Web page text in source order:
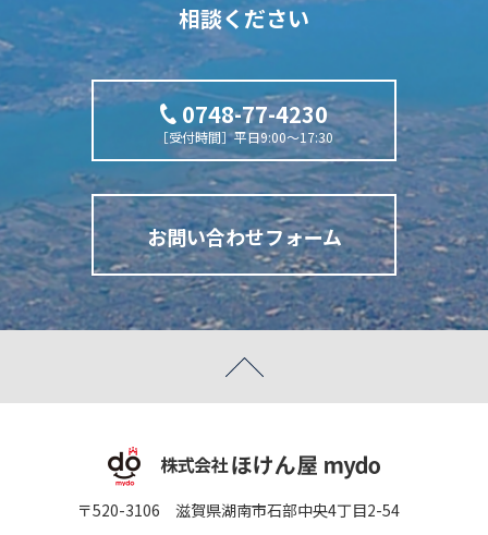
相談ください
0748-77-4230
［受付時間］平日9:00～17:30
お問い合わせフォーム
〒520-3106 滋賀県湖南市石部中央4丁目2-54